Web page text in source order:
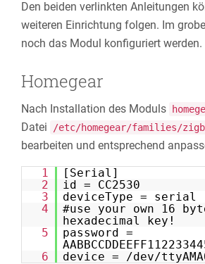
Den beiden verlinkten Anleitungen
weiteren Einrichtung folgen. Im
noch das Modul konfiguriert werden.
Homegear
Nach Installation des Moduls
Datei
/etc/homegear/families/
bearbeiten und entsprechend
1
[Serial]
2
id = CC2530
3
deviceType = serial
4
#use your own 16
hexadecimal key!
5
password =
6
device = /dev/